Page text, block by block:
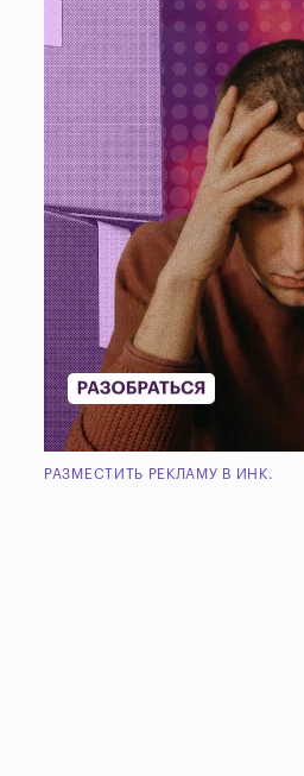
РАЗМЕСТИТЬ РЕКЛАМУ В ИНК.